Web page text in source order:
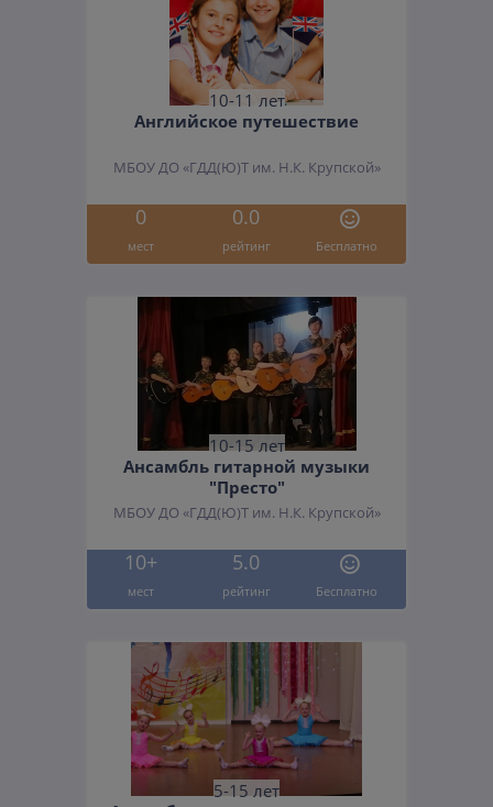
10-11 лет
Английское путешествие
МБОУ ДО «ГДД(Ю)Т им. Н.К. Крупской»
0 0.0
мест рейтинг Бесплатно
10-15 лет
Ансамбль гитарной музыки
"Престо"
МБОУ ДО «ГДД(Ю)Т им. Н.К. Крупской»
10+ 5.0
мест рейтинг Бесплатно
5-15 лет